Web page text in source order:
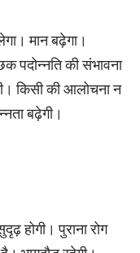
मान बढ़ेगा।
पदोन्नति की संभावना
किसी की आलोचना न
बढ़ेगी।
होगी। पुराना रोग